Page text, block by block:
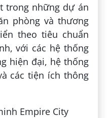
trong những dự án
phòng và thương
theo tiêu chuẩn
với các hệ thống
hiện đại, hệ thống
các tiện ích thông